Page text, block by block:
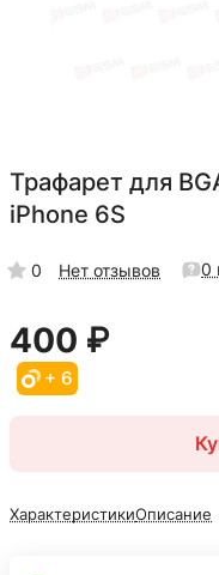
Трафарет для
iPhone 6S
0 Нет отзывов 0
400 ₽
+ 6
ХарактеристикиОписание